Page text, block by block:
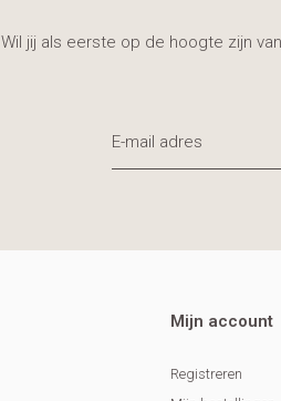
Wil jij als eerste op de hoogte zijn
Mijn account
Registreren